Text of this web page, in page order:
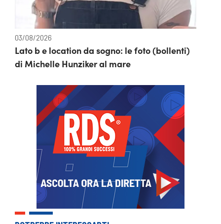
03/08/2026
Lato b e location da sogno: le foto (bollenti)
di Michelle Hunziker al mare